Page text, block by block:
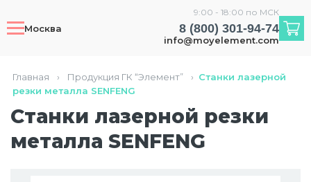
Москва
9:00 - 18:00 по МСК
8 (800) 301-94-74
info@moyelement.com
Главная › Продукция ГК “Элемент” › Станки лазерной
резки металла SENFENG
Станки лазерной резки
металла SENFENG